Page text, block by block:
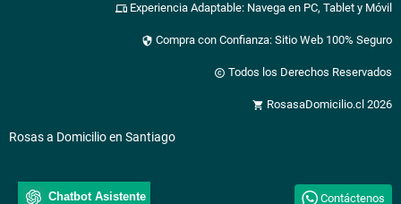
Chatbot Asistente
devices Experiencia Adaptable: Navega en PC, Tablet y Móvil
security Compra con Confianza: Sitio Web 100% Seguro
copyright Todos los Derechos Reservados
shopping_cart RosasaDomicilio.cl 2026
Rosas a Domicilio en Santiago
Contáctenos